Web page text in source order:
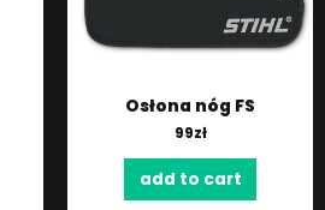
Osłona nóg FS
99zł
add to cart